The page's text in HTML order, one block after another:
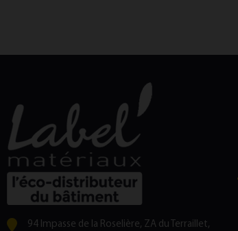
94 Impasse de la Roselière, ZA du Terraillet,